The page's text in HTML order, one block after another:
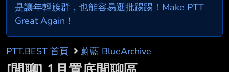
是讓年輕族群，也能容易逛批踢踢！Make PTT
Great Again！
PTT.BEST 首頁 蔚藍 BlueArchive